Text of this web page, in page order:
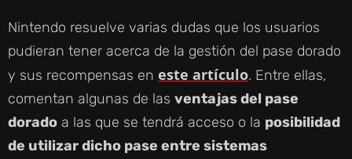
Nintendo resuelve varias dudas que los usuarios
pudieran tener acerca de la gestión del pase dorado
y sus recompensas en este artículo. Entre ellas,
comentan algunas de las ventajas del pase
dorado a las que se tendrá acceso o la posibilidad
de utilizar dicho pase entre sistemas